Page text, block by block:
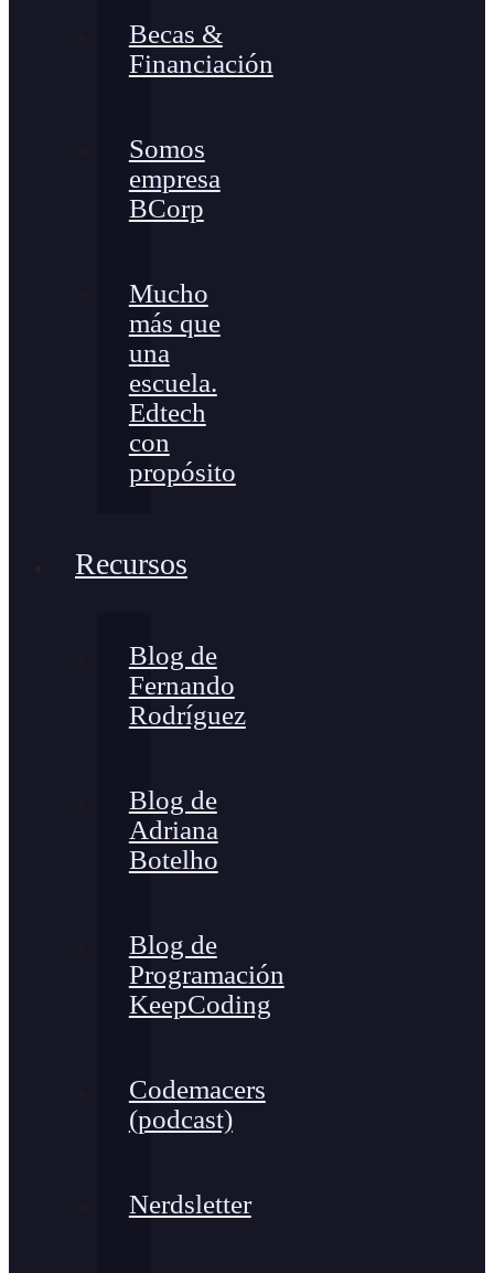
Becas &
Financiación
Somos
empresa
BCorp
Mucho
más que
una
escuela.
Edtech
con
propósito
Recursos
Blog de
Fernando
Rodríguez
Blog de
Adriana
Botelho
Blog de
Programación
KeepCoding
Codemacers
(podcast)
Nerdsletter